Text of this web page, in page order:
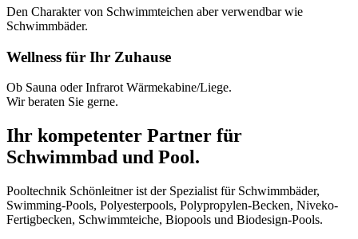
Den Charakter von Schwimmteichen aber verwendbar wie
Schwimmbäder.
Wellness für Ihr Zuhause
Ob Sauna oder Infrarot Wärmekabine/Liege.
Wir beraten Sie gerne.
Ihr kompetenter Partner für
Schwimmbad und Pool.
Pooltechnik Schönleitner ist der Spezialist für Schwimmbäder,
Swimming-Pools, Polyesterpools, Polypropylen-Becken, Niveko-
Fertigbecken, Schwimmteiche, Biopools und Biodesign-Pools.